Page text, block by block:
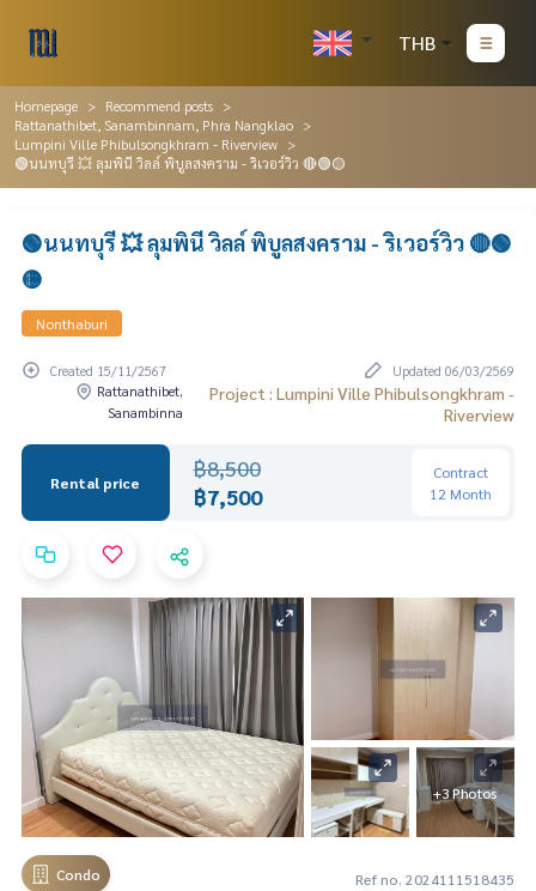
THB
Homepage
Recommend posts
Rattanathibet, Sanambinnam, Phra Nangklao
Lumpini Ville Phibulsongkhram - Riverview
🟢นนทบุรี 💥 ลุมพินี วิลล์ พิบูลสงคราม - ริเวอร์วิว 🔴🟢🟡
🟢นนทบุรี 💥 ลุมพินี วิลล์ พิบูลสงคราม - ริเวอร์วิว 🔴🟢
🟡
Nonthaburi
Created 15/11/2567
Updated 06/03/2569
Rattanathibet,
Sanambinna
Project : Lumpini Ville Phibulsongkhram -
Riverview
Rental price
฿8,500
฿7,500
Contract
12 Month
+3 Photos
Condo Ref no. 2024111518435